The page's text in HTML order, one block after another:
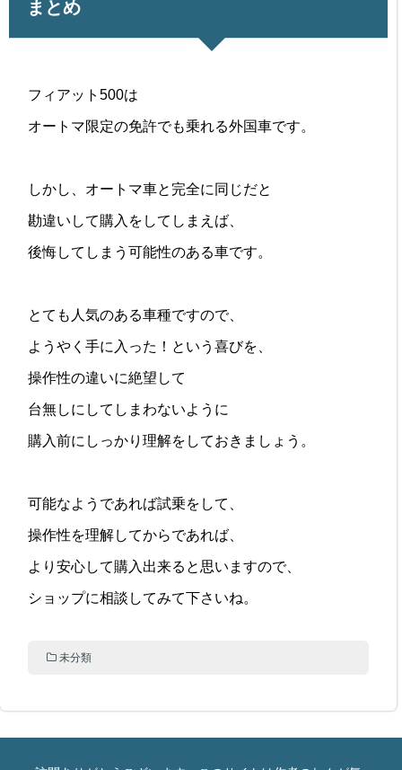
まとめ
フィアット500は
オートマ限定の免許でも乗れる外国車です。
しかし、オートマ車と完全に同じだと
勘違いして購入をしてしまえば、
後悔してしまう可能性のある車です。
とても人気のある車種ですので、
ようやく手に入った！という喜びを、
操作性の違いに絶望して
台無しにしてしまわないように
購入前にしっかり理解をしておきましょう。
可能なようであれば試乗をして、
操作性を理解してからであれば、
より安心して購入出来ると思いますので、
ショップに相談してみて下さいね。
未分類